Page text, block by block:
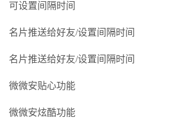
可设置间隔时间
名片推送给好友/设置间隔时间
名片推送给好友/设置间隔时间
微微安贴心功能
微微安炫酷功能